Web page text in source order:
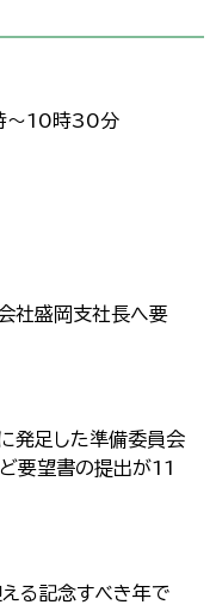
～10時30分
社盛岡支社長へ要
発足した準備委員会
要望書の提出が11
る記念すべき年で